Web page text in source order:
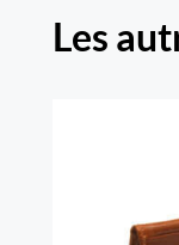
Les